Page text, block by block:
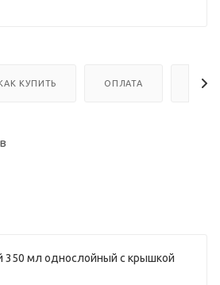
КУПИТЬ ОПЛАТА
350 мл однослойный с крышкой